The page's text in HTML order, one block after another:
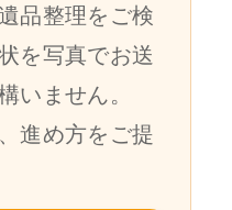
品整理をご検
を写真でお送
いません。
進め方をご提